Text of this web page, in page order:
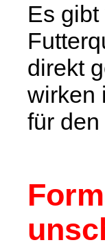
Es
direkt
wirken
für den